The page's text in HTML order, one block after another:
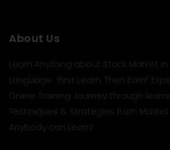
About Us
Learn Anything about Stock Market in
Language. ‘First Learn, Then Earn!'
Online Training Journey through
Techniques & Strategies from Market
Anybody can Learn!